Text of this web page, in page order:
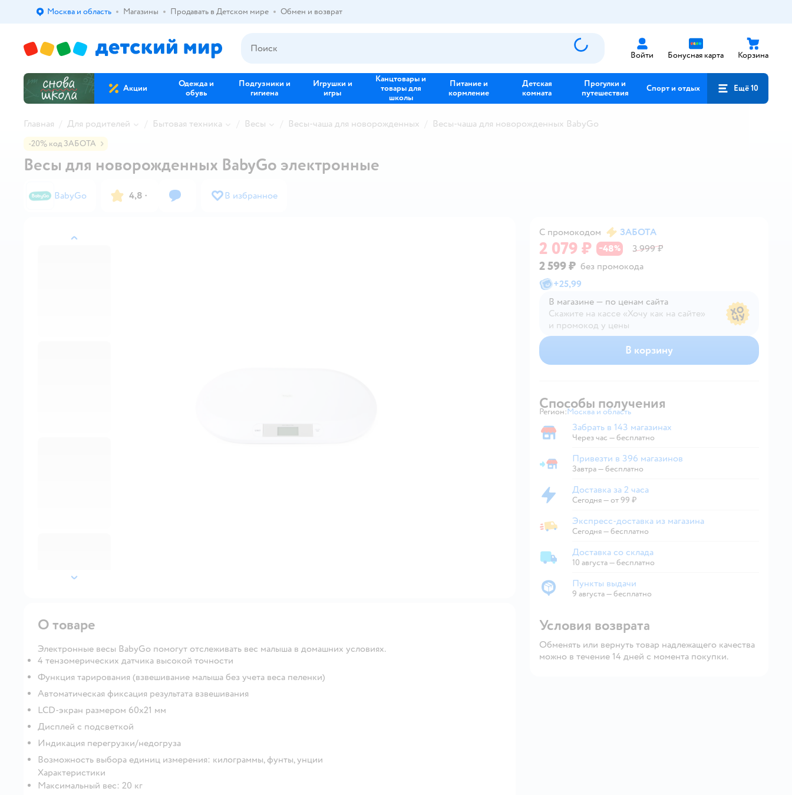
Выбор адреса доставки.
Москва и область Магазины Продавать в Детском мире Обмен и возврат
Войти Бонусная карта Корзина
Акции
Одежда и
обувь
Подгузники и
гигиена
Игрушки и
игры
Канцтовары и
товары для
школы
Питание и
кормление
Детская
комната
Прогулки и
путешествия
Спорт и отдых Ещё 10
Главная Для родителей Бытовая техника Весы Весы-чаша для новорожденных Весы-чаша для новорожденных BabyGo
назад
далее
-20% код ЗАБОТА
Весы для новорожденных BabyGo электронные
BabyGo 4,8 · В избранное
С промокодом ЗАБОТА
2 079 ₽ −48% 3 999 ₽
2 599 ₽ без промокода
+25,99
В магазине — по ценам сайта
Скажите на кассе «Хочу как на сайте»
и промокод у цены
В магазине — по ценам сайта
В корзину
Способы получения
Регион: Выбор адреса доставки.
Москва и область
Забрать в магазине
Забрать в 143 магазинах
Через час — бесплатно
Привезти в магазин
Привезти в 396 магазинов
Завтра—бесплатно
Доставка за 2 часа
Доставка за 2 часа
Сегодня—от 99 ₽
Экспресс-доставка из магазина
Экспресс-доставка из магазина
Сегодня—бесплатно
Доставка со склада
Доставка со склада
10 августа—бесплатно
Пункты выдачи
Пункты выдачи
9 августа—бесплатно
Условия возврата
Обменять или вернуть товар надлежащего качества
можно в течение 14 дней с момента покупки.
О товаре
Электронные весы BabyGo помогут отслеживать вес малыша в домашних условиях.
4 тензомерических датчика высокой точности
Функция тарирования (взвешивание малыша без учета веса пеленки)
Автоматическая фиксация результата взвешивания
LCD-экран размером 60x21 мм
Дисплей с подсветкой
Индикация перегрузки/недогруза
Возможность выбора единиц измерения: килограммы, фунты, унции
Характеристики
Максимальный вес: 20 кг